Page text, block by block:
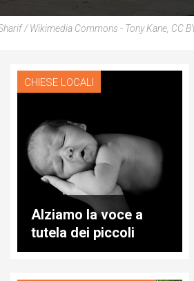
/ Wikimedia Commons - Tony Kane, CC
CHIESE LOCALI
Alziamo la voce a
tutela dei piccoli